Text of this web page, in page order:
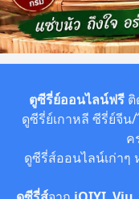
ตูซีรี่ย์ออนไลน์ฟรีติ
ดูซีรี่ย์เกาหลี ซีรี่ย์จี
ค
ดูซีรี่ส์ออนไลน์เก่าๆ